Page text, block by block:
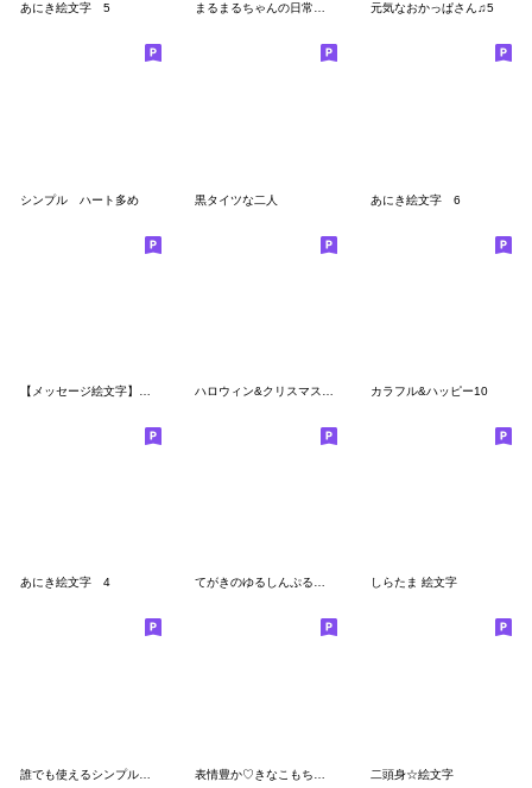
あにき絵文字 5 まるまるちゃんの日常絵文字!! 元気なおかっぱさん♫5
シンプル ハート多め 黒タイツな二人 あにき絵文字 6
カラフル&ハッピー10
あにき絵文字 4 てがきのゆるしんぷるすぎえもじ しらたま 絵文字
二頭身☆絵文字